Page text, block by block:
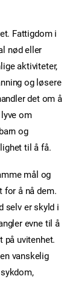
Fattigdom i
nød eller
aktiviteter,
og løsere
det om å
om
og
til å få.
mål og
for å nå dem.
selv er skyld i
evne til å
på uvitenhet.
vanskelig